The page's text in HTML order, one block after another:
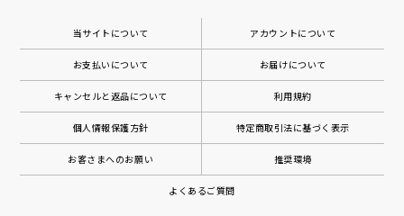
当サイトについて アカウントについて
お支払いについて お届けについて
キャンセルと返品について 利用規約
個人情報保護方針 特定商取引法に基づく表示
お客さまへのお願い 推奨環境
よくあるご質問